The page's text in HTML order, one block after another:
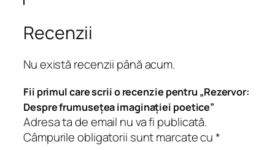
e
z
e
r
v
o
r
:
Recenzii
Nu există recenzii până acum.
Fii primul care scrii o recenzie pentru „Rezervor:
Despre frumusețea imaginației poetice”
Adresa ta de email nu va fi publicată.
Câmpurile obligatorii sunt marcate cu*